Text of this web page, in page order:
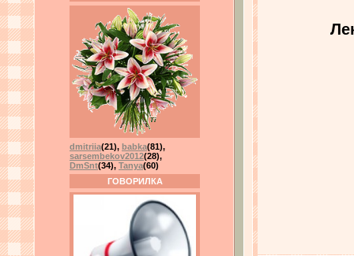
dmitriia(21), babka(81),
sarsembekov2012(28),
DmSnt(34), Tanya(60)
ГОВОРИЛКА